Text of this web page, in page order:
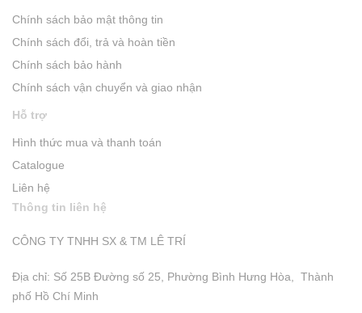
Chính sách bảo mật thông tin
Chính sách đổi, trả và hoàn tiền
Chính sách bảo hành
Chính sách vận chuyển và giao nhận
Hỗ trợ
Hình thức mua và thanh toán
Catalogue
Liên hệ
Thông tin liên hệ
CÔNG TY TNHH SX & TM LÊ TRÍ
Địa chỉ: Số 25B Đường số 25, Phường Bình Hưng Hòa, Thành
phố Hồ Chí Minh